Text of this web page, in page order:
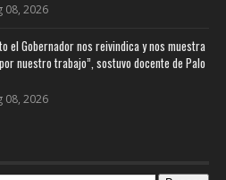
08, 2026
el Gobernador nos reivindica y nos muestra
nuestro trabajo”, sostuvo docente de Palo
08, 2026